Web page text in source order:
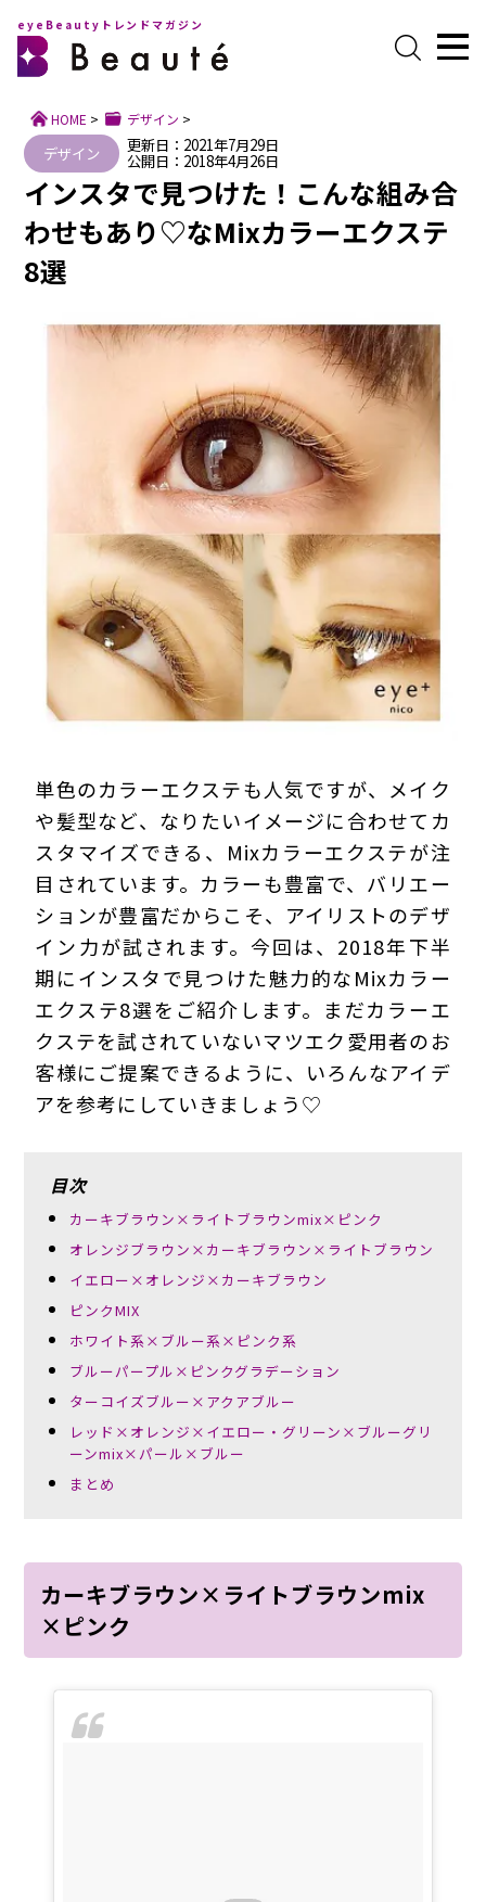
プライバシーポリシー
eyeBeautyトレンドマガジン
HOME > デザイン >
デザイン 更新日：2021年7月29日
公開日：2018年4月26日
インスタで見つけた！こんな組み合
わせもあり♡なMixカラーエクステ
8選
単色のカラーエクステも人気ですが、メイク
や髪型など、なりたいイメージに合わせてカ
スタマイズできる、Mixカラーエクステが注
目されています。カラーも豊富で、バリエー
ションが豊富だからこそ、アイリストのデザ
イン力が試されます。今回は、2018年下半
期にインスタで見つけた魅力的なMixカラー
エクステ8選をご紹介します。まだカラーエ
クステを試されていないマツエク愛用者のお
客様にご提案できるように、いろんなアイデ
アを参考にしていきましょう♡
目次
カーキブラウン×ライトブラウンmix×ピンク
オレンジブラウン×カーキブラウン×ライトブラウン
イエロー×オレンジ×カーキブラウン
ピンクMIX
ホワイト系×ブルー系×ピンク系
ブルーパープル×ピンクグラデーション
ターコイズブルー×アクアブルー
レッド×オレンジ×イエロー・グリーン×ブルーグリ
ーンmix×パール×ブルー
まとめ
カーキブラウン×ライトブラウンmix
×ピンク